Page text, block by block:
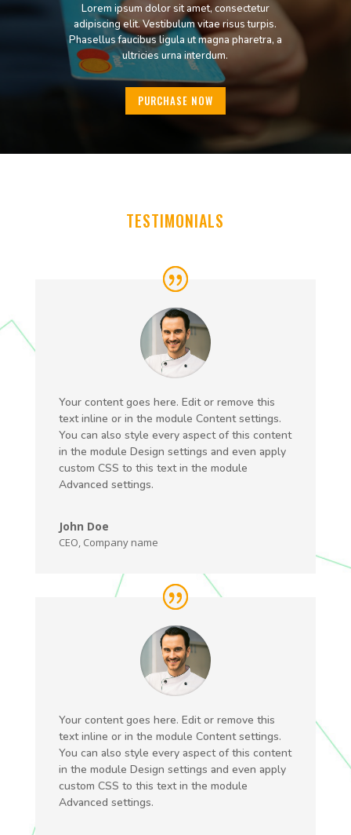
Lorem ipsum dolor sit amet, consectetur
adipiscing elit. Vestibulum vitae risus turpis.
Phasellus faucibus ligula ut magna pharetra, a
ultricies urna interdum.
PURCHASE NOW
TESTIMONIALS
Your content goes here. Edit or remove this
text inline or in the module Content settings.
You can also style every aspect of this content
in the module Design settings and even apply
custom CSS to this text in the module
Advanced settings.
John Doe
CEO, Company name
Your content goes here. Edit or remove this
text inline or in the module Content settings.
You can also style every aspect of this content
in the module Design settings and even apply
custom CSS to this text in the module
Advanced settings.